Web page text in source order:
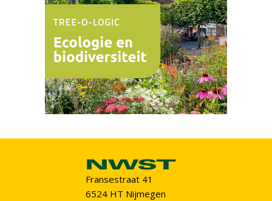
Fransestraat 41
6524 HT Nijmegen